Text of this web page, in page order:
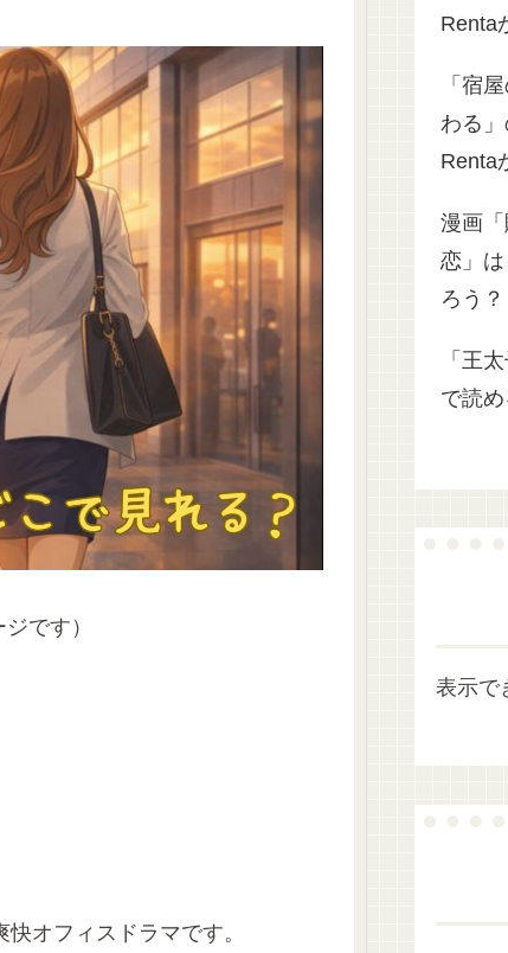
です）
オフィスドラマです。
Renta
「宿
わる
Renta
漫画
恋」
ろう？
「王
で読
表示で